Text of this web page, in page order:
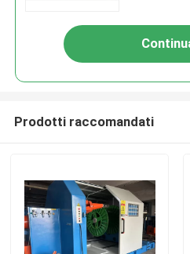
Prodotti raccomandati